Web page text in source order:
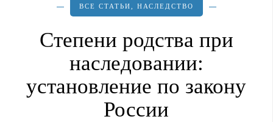
ВСЕ СТАТЬИ НАСЛЕДСТВО
Степени родства при
наследовании:
установление по закону
России